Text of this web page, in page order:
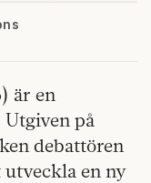
är en
på
debattören
en ny